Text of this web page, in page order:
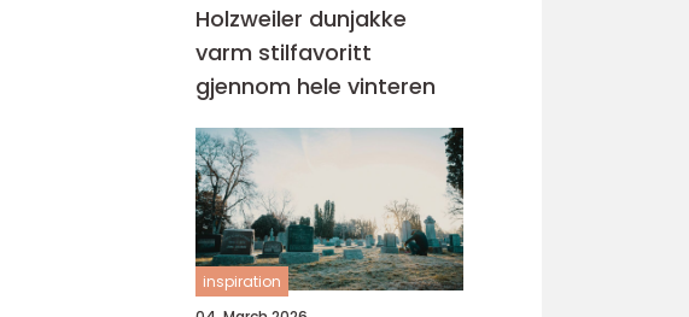
Holzweiler dunjakke
varm stilfavoritt
gjennom hele vinteren
inspiration